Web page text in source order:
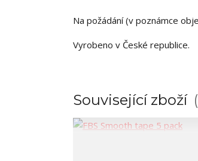
Na požádání (v poznámce
Vyrobeno v České republice.
Související zboží